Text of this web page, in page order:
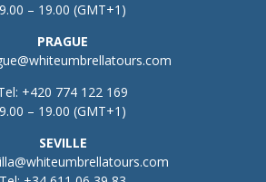
9.00 – 19.00 (GMT+1)
PRAGUE
+420 774 122 169
9.00 – 19.00 (GMT+1)
SEVILLE